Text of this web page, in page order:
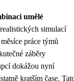
umělé
simulací
práce týmů
záběry
dokážou nyní
kratším čase.